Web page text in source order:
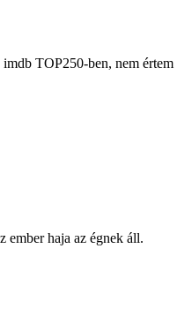
TOP250-ben, nem
ember haja az égnek áll.